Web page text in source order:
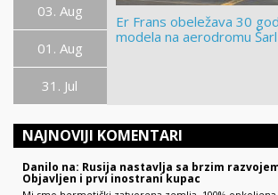
03. Aug
01. Aug
31. Jul
Er Frans obeležava 30
modela na aerodromu
NAJNOVIJI KOMENTARI
Danilo na: Rusija nastavlja sa brzim
Objavljen i prvi inostrani kupac